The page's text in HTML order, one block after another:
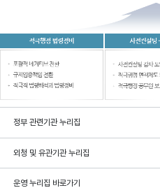
정부 관련기관 누리집
외청 및 유관기관 누리집
운영 누리집 바로가기